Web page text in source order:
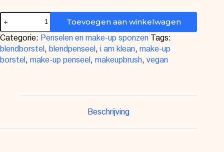
Toevoegen aan winkelwagen
Categorie: Penselen en make-up sponzen Tags:
blendborstel, blendpenseel, i am klean, make-up
borstel, make-up penseel, makeupbrush, vegan
Beschrijving